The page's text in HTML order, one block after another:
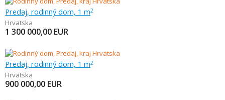
Predaj, rodinný dom, 1 m2
Hrvatska
1 300 000,00 EUR
Predaj, rodinný dom, 1 m2
Hrvatska
900 000,00 EUR